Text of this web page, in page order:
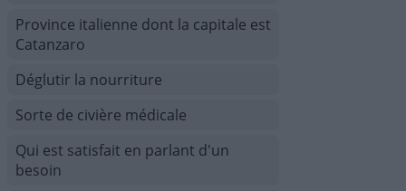
Province italienne dont la capitale est
Catanzaro
Déglutir la nourriture
Sorte de civière médicale
Qui est satisfait en parlant d'un
besoin